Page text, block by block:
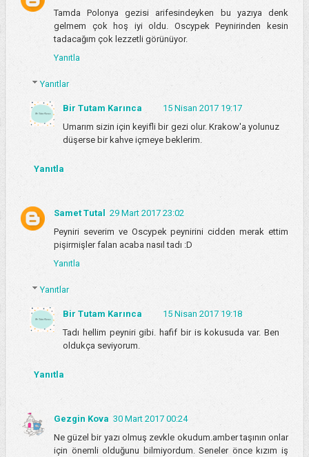
Tamda Polonya gezisi arifesindeyken bu yazıya denk
gelmem çok hoş iyi oldu. Oscypek Peynirinden kesin
tadacağım çok lezzetli görünüyor.
Yanıtla
Yanıtlar
Bir Tutam Karınca
15 Nisan 2017 19:17
Umarım sizin için keyifli bir gezi olur. Krakow'a yolunuz
düşerse bir kahve içmeye beklerim.
Yanıtla
Samet Tutal 29 Mart 2017 23:02
Peyniri severim ve Oscypek peynirini cidden merak ettim
pişirmişler falan acaba nasıl tadı :D
Yanıtla
Yanıtlar
Bir Tutam Karınca
15 Nisan 2017 19:18
Tadı hellim peyniri gibi. hafif bir is kokusuda var. Ben
oldukça seviyorum.
Yanıtla
Gezgin Kova 30 Mart 2017 00:24
Ne güzel bir yazı olmuş zevkle okudum.amber taşının onlar
için önemli olduğunu bilmiyordum. Seneler önce kızım iş